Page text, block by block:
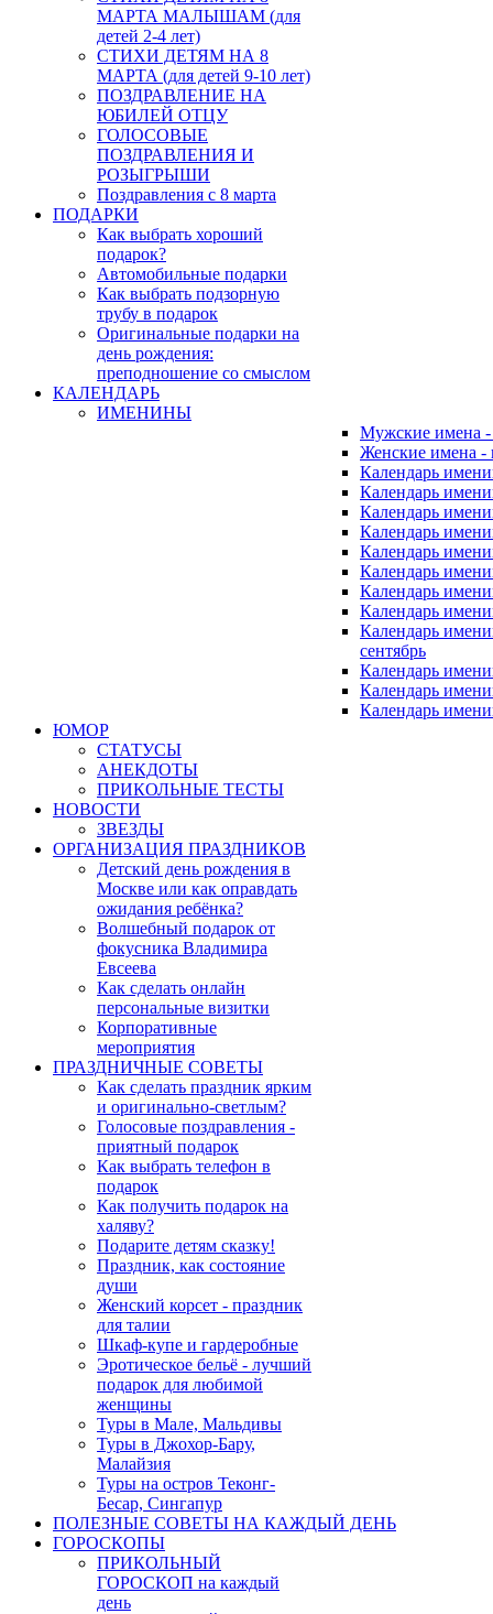
МАРТА МАЛЫШАМ (для
детей 2-4 лет)
СТИХИ ДЕТЯМ НА 8
МАРТА (для детей 9-10 лет)
ПОЗДРАВЛЕНИЕ НА
ЮБИЛЕЙ ОТЦУ
ГОЛОСОВЫЕ
ПОЗДРАВЛЕНИЯ И
РОЗЫГРЫШИ
Поздравления с 8 марта
ПОДАРКИ
Как выбрать хороший
подарок?
Автомобильные подарки
Как выбрать подзорную
трубу в подарок
Оригинальные подарки на
день рождения:
преподношение со смыслом
КАЛЕНДАРЬ
ИМЕНИНЫ
Мужские имена
Женские имена
Календарь
Календарь
Календарь
Календарь
Календарь
Календарь
Календарь
Календарь
Календарь
сентябрь
Календарь
Календарь
Календарь
ЮМОР
СТАТУСЫ
АНЕКДОТЫ
ПРИКОЛЬНЫЕ ТЕСТЫ
НОВОСТИ
ЗВЕЗДЫ
ОРГАНИЗАЦИЯ ПРАЗДНИКОВ
Детский день рождения в
Москве или как оправдать
ожидания ребёнка?
Волшебный подарок от
фокусника Владимира
Евсеева
Как сделать онлайн
персональные визитки
Корпоративные
мероприятия
ПРАЗДНИЧНЫЕ СОВЕТЫ
Как сделать праздник ярким
и оригинально-светлым?
Голосовые поздравления -
приятный подарок
Как выбрать телефон в
подарок
Как получить подарок на
халяву?
Подарите детям сказку!
Праздник, как состояние
души
Женский корсет - праздник
для талии
Шкаф-купе и гардеробные
Эротическое бельё - лучший
подарок для любимой
женщины
Туры в Мале, Мальдивы
Туры в Джохор-Бару,
Малайзия
Туры на остров Теконг-
Бесар, Сингапур
ПОЛЕЗНЫЕ СОВЕТЫ НА КАЖДЫЙ ДЕНЬ
ГОРОСКОПЫ
ПРИКОЛЬНЫЙ
ГОРОСКОП на каждый
день